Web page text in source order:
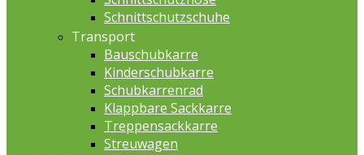
Schnittschutzschuhe
Transport
Bauschubkarre
Kinderschubkarre
Schubkarrenrad
Klappbare Sackkarre
Treppensackkarre
Streuwagen